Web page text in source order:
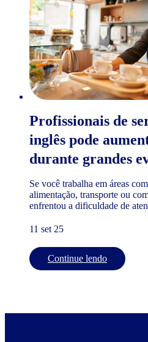
Profissionais de
inglês pode
durante grandes
Se você trabalha em áreas
alimentação, transporte ou
enfrentou a dificuldade de
11 set 25
Continue lendo